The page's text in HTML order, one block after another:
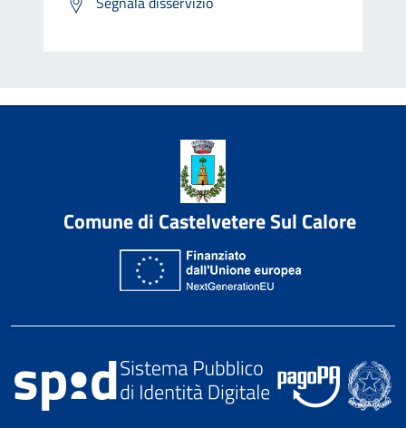
Comune di Castelvetere Sul Calore